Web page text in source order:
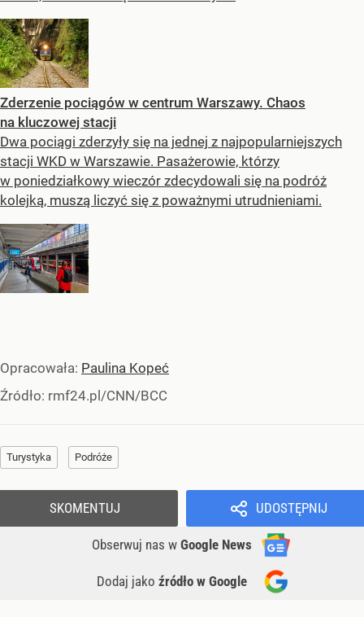
Zderzenie pociągów w centrum Warszawy. Chaos
na kluczowej stacji
Dwa pociągi zderzyły się na jednej z najpopularniejszych
stacji WKD w Warszawie. Pasażerowie, którzy
w poniedziałkowy wieczór zdecydowali się na podróż
kolejką, muszą liczyć się z poważnymi utrudnieniami.
Opracowała: Paulina Kopeć
Źródło: rmf24.pl/CNN/BCC
Turystyka Podróże
UDOSTĘPNIJ
Obserwuj nas w Google News
Dodaj jako źródło w Google
SKOMENTUJ